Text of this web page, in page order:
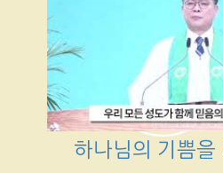
하나님의 기쁨을